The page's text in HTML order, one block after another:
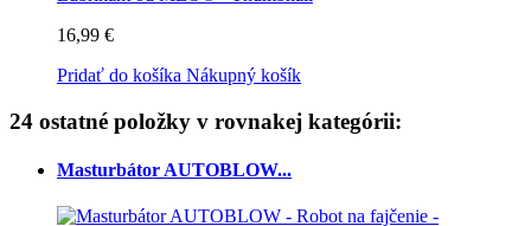
16,99 €
Pridať do košíka Nákupný košík
24 ostatné položky v rovnakej kategórii:
Masturbátor AUTOBLOW...